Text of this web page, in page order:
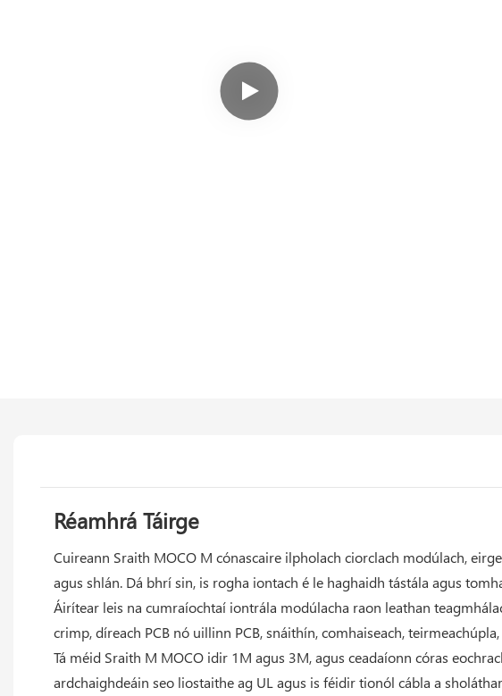
Réamhrá Táirge
Cuireann Sraith MOCO M cónascaire ilpholach ciorclach modúlach,
agus shlán. Dá bhrí sin, is rogha iontach é le haghaidh tástála agus
Áirítear leis na cumraíochtaí iontrála modúlacha raon leathan
crimp, díreach PCB nó uillinn PCB, snáithín, comhaiseach,
Tá méid Sraith M MOCO idir 1M agus 3M, agus ceadaíonn córas
ardchaighdeáin seo liostaithe ag UL agus is féidir tionól cábla a